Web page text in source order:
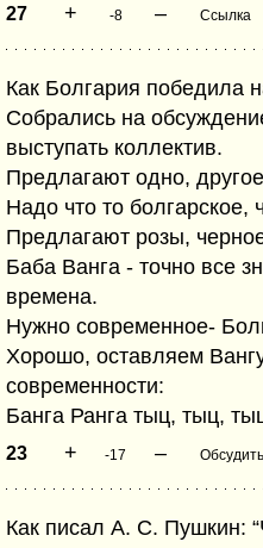
27 + -8 – Ссылка
Как Болгария победила
Собрались на
выступать коллектив.
Предлагают одно,
Надо что то болгарское,
Предлагают розы,
Баба Ванга - точно все
времена.
Нужно современное-
Хорошо, оставляем
современности:
Банга Ранга тыц, тыц,
23 + -17 – Обсудить
Как писал А. С. Пушкин: